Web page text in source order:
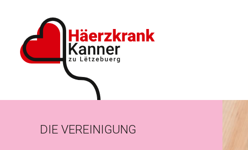
DIE VEREINIGUNG